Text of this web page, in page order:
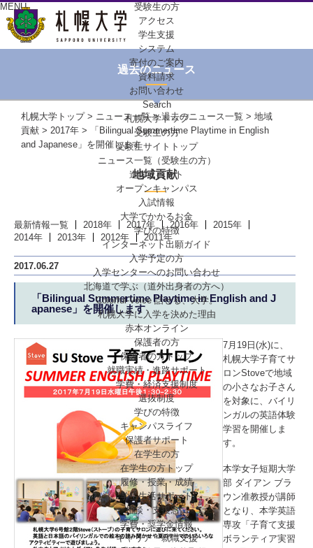
MENU
受験生の方
アクセス
学生支援
システム
寄付のご案内
資料請求
お問い合わせ
Search
札幌大学トップ
受験生の方
受験生サイトトップ
ニュース一覧（受験生の方）
進学イベント
オープンキャンパス
入試情報
大学でかかるお金
学びの特徴
インターネット出願ガイド
入学予定の方
入学センターへのお問い合わせ
北海道で学ぶ （道外出身者の方へ）
Colorful-Voice話せる、大学。
札幌大学に入学を決めた理由
赤本オンライン
保護者の方
保護者の方トップ
就職実績・進路サポート
学費・経済支援制度
選抜制度
学びの特徴
キャンパスライフ
保護者サポート
在学生の方
在学生の方トップ
履修・授業・成績
学生生活サポート
相談・支援窓口
学費・奨学金情報
キャリア・就職支援
過去のニュース
札幌大学トップ> ニュース一覧>過去のニュース一覧 > 地域
貢献 > 2017年 > 「Bilingual Summertime Playtime in English
and Japanese」を開催します
地域貢献
最新情報一覧 2018年 2017年 2016年
2015年
2014年
2013年 2012年 2011年
2017.06.27
「Bilingual Summertime Playtime in English and J
apanese」を開催します
7月19日(水)に、
札幌大学子育てサ
ロンStoveで地域
の小さなお子さん
を対象に、バイリ
ンガルの英語体験
学習を開催しま
す。
本学女子短期大学
部 ダイアン ブラ
ウン准教授が講師
となり、本学英語
専攻「子育て支援
ボランティア実習